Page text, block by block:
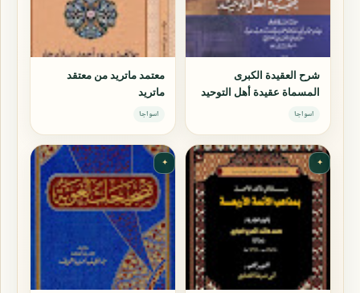
شرح العقيدة الكبرى
المسماة عقيدة أهل التوحيد
اسواجا
معتمد ماتريد من معتقد
ماتريد
اسواجا
✦
✦